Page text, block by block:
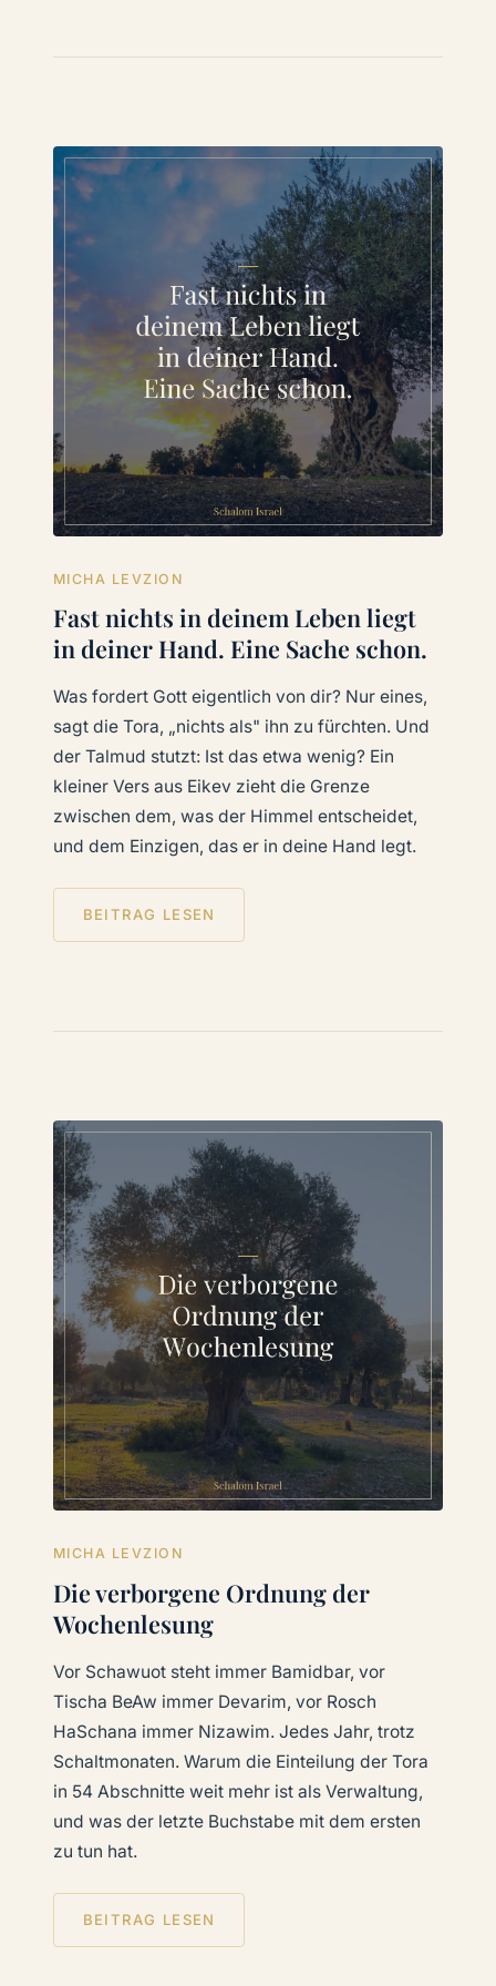
MICHA LEVZION
Fast nichts in deinem Leben liegt
in deiner Hand. Eine Sache schon.
Was fordert Gott eigentlich von dir? Nur eines,
sagt die Tora, „nichts als" ihn zu fürchten. Und
der Talmud stutzt: Ist das etwa wenig? Ein
kleiner Vers aus Eikev zieht die Grenze
zwischen dem, was der Himmel entscheidet,
und dem Einzigen, das er in deine Hand legt.
BEITRAG LESEN
MICHA LEVZION
Die verborgene Ordnung der
Wochenlesung
Vor Schawuot steht immer Bamidbar, vor
Tischa BeAw immer Devarim, vor Rosch
HaSchana immer Nizawim. Jedes Jahr, trotz
Schaltmonaten. Warum die Einteilung der Tora
in 54 Abschnitte weit mehr ist als Verwaltung,
und was der letzte Buchstabe mit dem ersten
zu tun hat.
BEITRAG LESEN